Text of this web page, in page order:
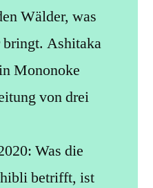
Wälder, was
Ashitaka
Mononoke
von drei
Was die
betrifft, ist